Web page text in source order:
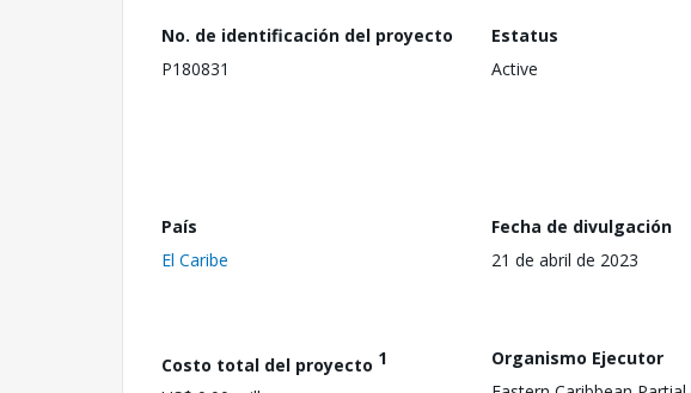
No. de identificación del proyecto
P180831
Estatus
Active
País
El Caribe
Fecha de divulgación
21 de abril de 2023
Costo total del proyecto 1
Organismo Ejecutor